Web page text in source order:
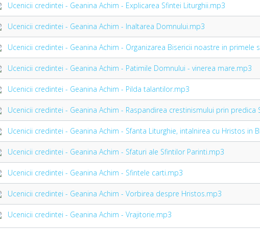
Ucenicii credintei - Geanina Achim - Explicarea Sfintei Liturghii.mp3
Ucenicii credintei - Geanina Achim - Inaltarea Domnului.mp3
Ucenicii credintei - Geanina Achim - Organizarea Bisericii noastre in primele
Ucenicii credintei - Geanina Achim - Patimile Domnului - vinerea mare.mp3
Ucenicii credintei - Geanina Achim - Pilda talantilor.mp3
Ucenicii credintei - Geanina Achim - Raspandirea crestinismului prin predica
Ucenicii credintei - Geanina Achim - Sfanta Liturghie, intalnirea cu Hristos in
Ucenicii credintei - Geanina Achim - Sfaturi ale Sfintilor Parinti.mp3
Ucenicii credintei - Geanina Achim - Sfintele carti.mp3
Ucenicii credintei - Geanina Achim - Vorbirea despre Hristos.mp3
Ucenicii credintei - Geanina Achim - Vrajitorie.mp3